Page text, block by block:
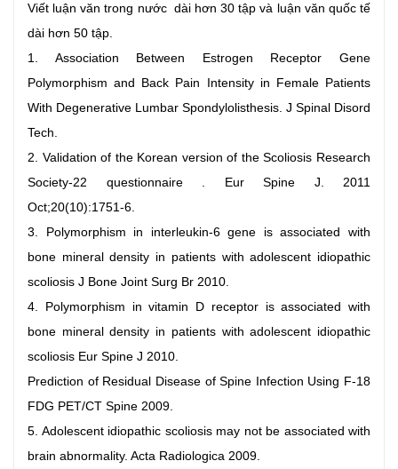
Viết luận văn trong nước dài hơn 30 tập và luận văn quốc tế
dài hơn 50 tập.
1. Association Between Estrogen Receptor Gene
Polymorphism and Back Pain Intensity in Female Patients
With Degenerative Lumbar Spondylolisthesis. J Spinal Disord
Tech.
2. Validation of the Korean version of the Scoliosis Research
Society-22 questionnaire . Eur Spine J. 2011
Oct;20(10):1751-6.
3. Polymorphism in interleukin-6 gene is associated with
bone mineral density in patients with adolescent idiopathic
scoliosis J Bone Joint Surg Br 2010.
4. Polymorphism in vitamin D receptor is associated with
bone mineral density in patients with adolescent idiopathic
scoliosis Eur Spine J 2010.
Prediction of Residual Disease of Spine Infection Using F-18
FDG PET/CT Spine 2009.
5. Adolescent idiopathic scoliosis may not be associated with
brain abnormality. Acta Radiologica 2009.